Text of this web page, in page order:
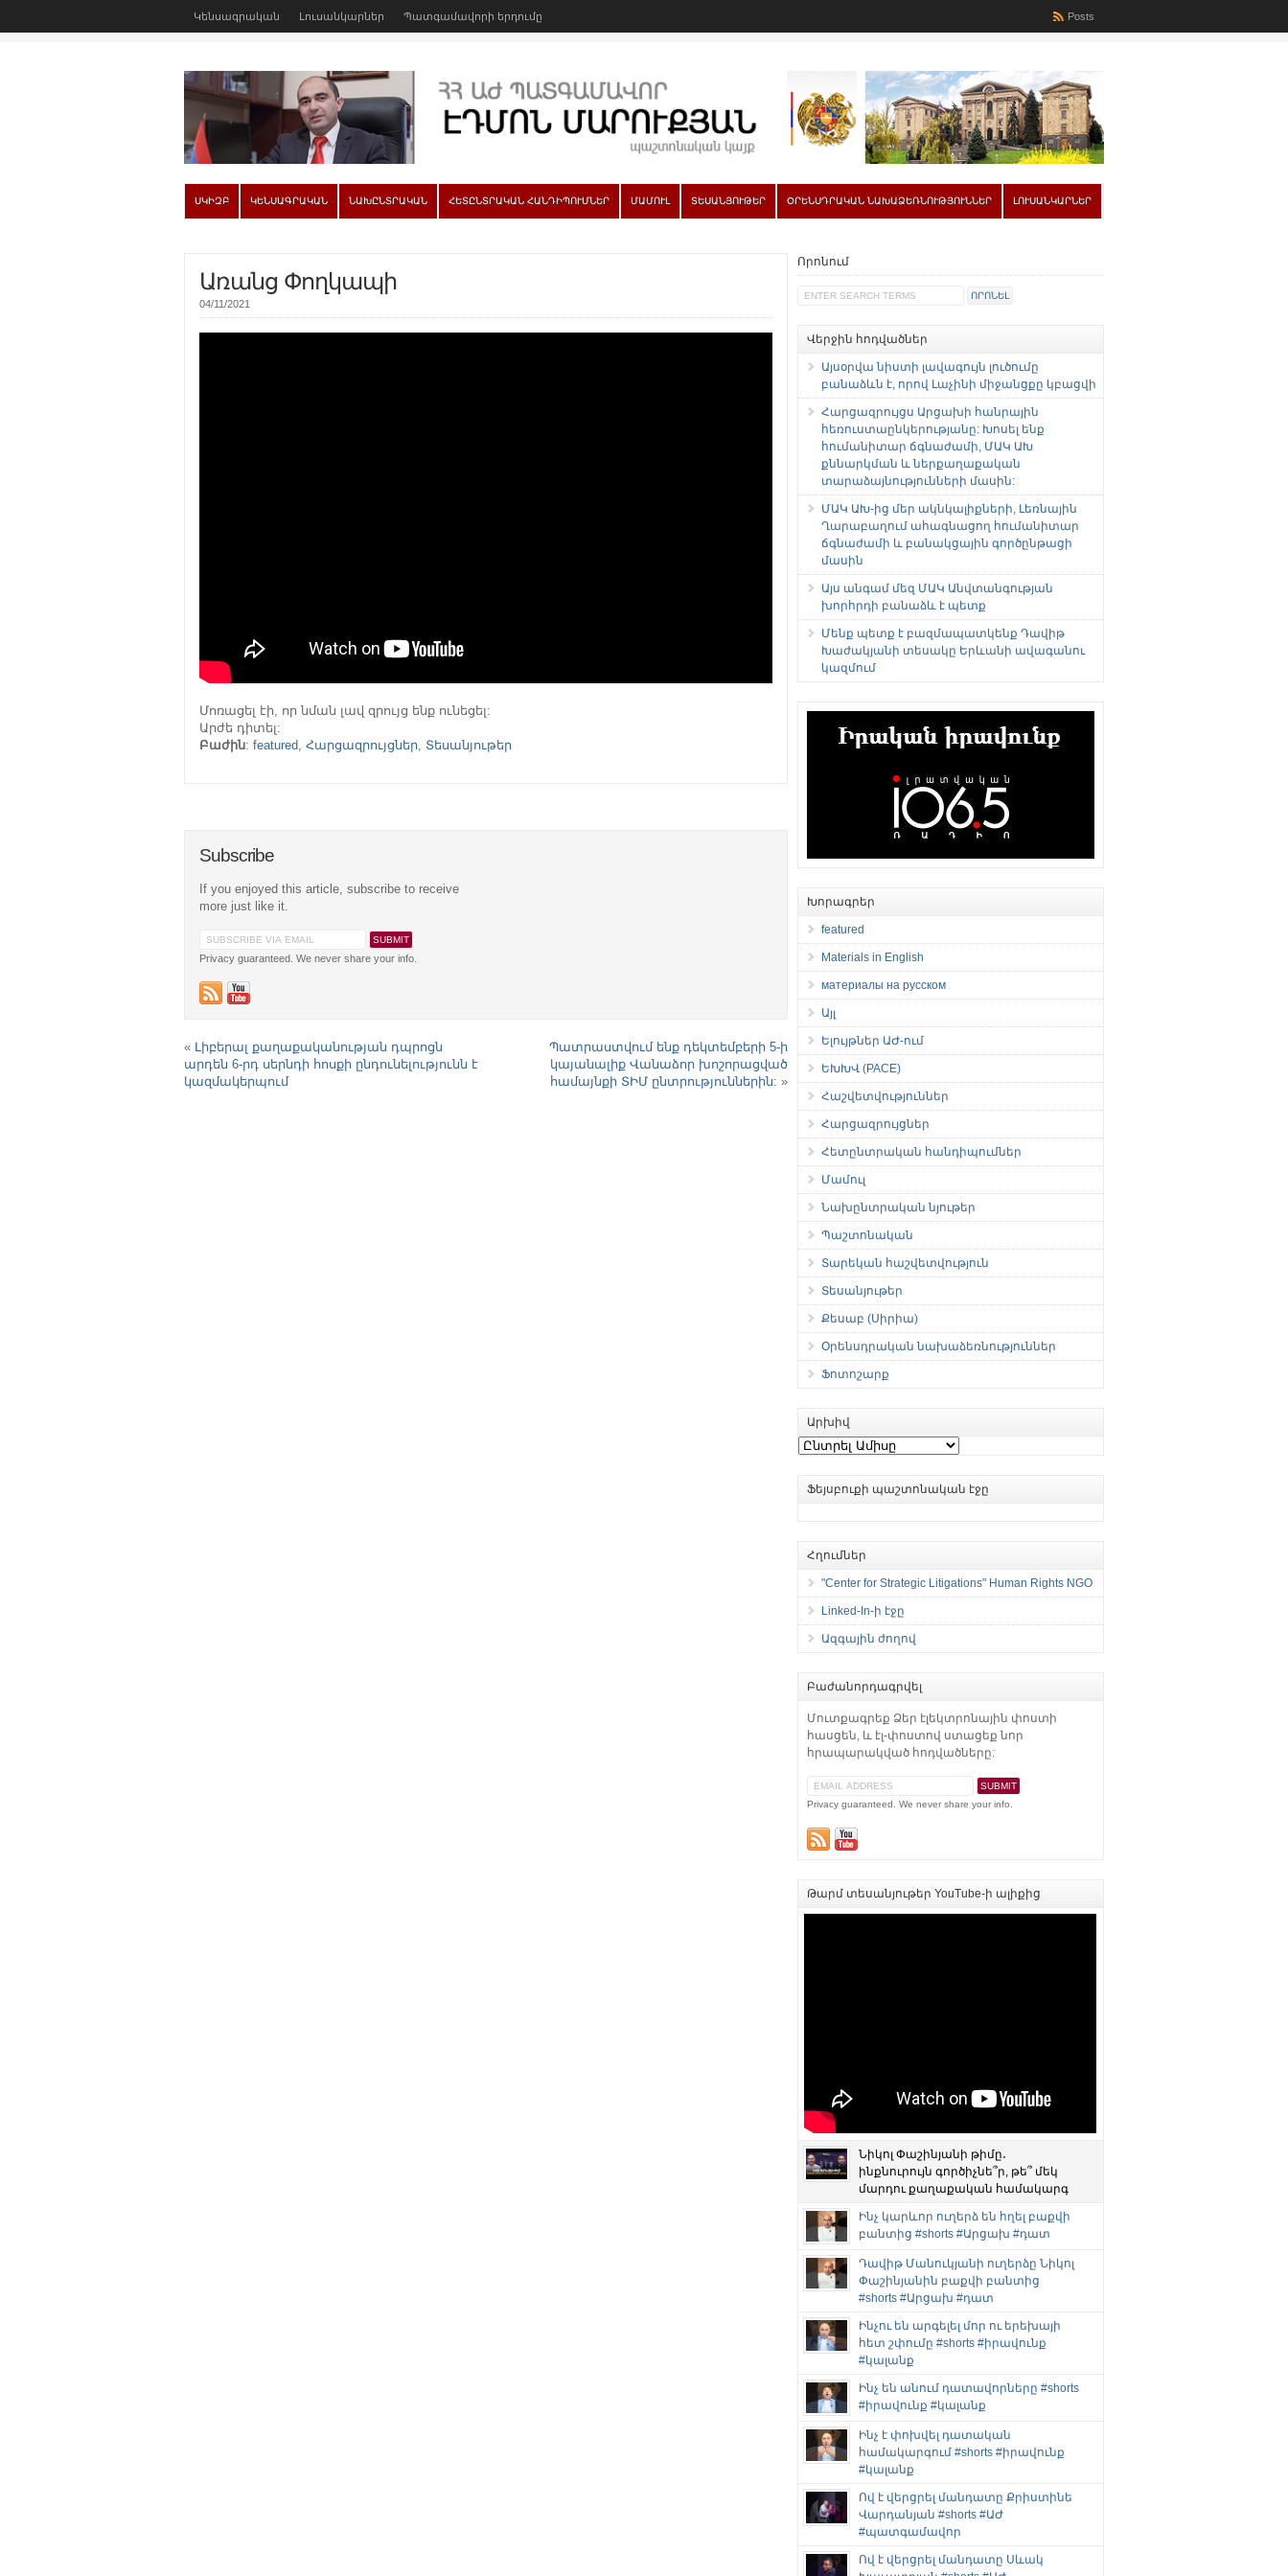
Կենսագրական Լուսանկարներ Պատգամավորի երդումը Posts
ՍԿԻԶԲ ԿԵՆՍԱԳՐԱԿԱՆ ՆԱԽԸՆՏՐԱԿԱՆ ՀԵՏԸՆՏՐԱԿԱՆ ՀԱՆԴԻՊՈՒՄՆԵՐ ՄԱՄՈՒԼ ՏԵՍԱՆՅՈՒԹԵՐ ՕՐԵՆՍԴՐԱԿԱՆ ՆԱԽԱՁԵՌՆՈՒԹՅՈՒՆՆԵՐ ԼՈՒՍԱՆԿԱՐՆԵՐ
Առանց Փողկապի
04/11/2021
Մոռացել էի, որ նման լավ զրույց ենք ունեցել:
Արժե դիտել:
Բաժին: featured, Հարցազրույցներ, Տեսանյութեր
Subscribe
If you enjoyed this article, subscribe to receive
more just like it.
Privacy guaranteed. We never share your info.
« Լիբերալ քաղաքականության դպրոցն
արդեն 6-րդ սերնդի հոսքի ընդունելությունն է
կազմակերպում
Պատրաստվում ենք դեկտեմբերի 5-ի
կայանալիք Վանաձոր խոշորացված
համայնքի ՏԻՄ ընտրություններին: »
Որոնում
Վերջին հոդվածներ
Այսօրվա նիստի լավագույն լուծումը
բանաձևն է, որով Լաչինի միջանցքը կբացվի
Հարցազրույցս Արցախի հանրային
հեռուստաընկերությանը: Խոսել ենք
հումանիտար ճգնաժամի, ՄԱԿ ԱԽ
քննարկման և ներքաղաքական
տարաձայնությունների մասին:
ՄԱԿ ԱԽ-ից մեր ակնկալիքների, Լեռնային
Ղարաբաղում ահագնացող հումանիտար
ճգնաժամի և բանակցային գործընթացի
մասին
Այս անգամ մեզ ՄԱԿ Անվտանգության
խորհրդի բանաձև է պետք
Մենք պետք է բազմապատկենք Դավիթ
Խաժակյանի տեսակը Երևանի ավագանու
կազմում
Խորագրեր
featured
Materials in English
материалы на русском
Այլ
Ելույթներ ԱԺ-ում
ԵԽԽՎ (PACE)
Հաշվետվություններ
Հարցազրույցներ
Հետընտրական հանդիպումներ
Մամուլ
Նախընտրական նյութեր
Պաշտոնական
Տարեկան հաշվետվություն
Տեսանյութեր
Քեսաբ (Սիրիա)
Օրենսդրական նախաձեռնություններ
Ֆոտոշարք
Արխիվ
Արխիվ
Ֆեյսբուքի պաշտոնական էջը
Հղումներ
"Center for Strategic Litigations" Human Rights NGO
Linked-In-ի էջը
Ազգային ժողով
Բաժանորդագրվել
Մուտքագրեք Ձեր էլեկտրոնային փոստի
հասցեն, և էլ-փոստով ստացեք նոր
հրապարակված հոդվածները:
Privacy guaranteed. We never share your info.
Թարմ տեսանյութեր YouTube-ի ալիքից
Նիկոլ Փաշինյանի թիմը․
ինքնուրույն գործիչնե՞ր, թե՞ մեկ
մարդու քաղաքական համակարգ
Ինչ կարևոր ուղերձ են հղել բաքվի
բանտից #shorts #Արցախ #դատ
Դավիթ Մանուկյանի ուղերձը Նիկոլ
Փաշինյանին բաքվի բանտից
#shorts #Արցախ #դատ
Ինչու են արգելել մոր ու երեխայի
հետ շփումը #shorts #իրավունք
#կալանք
Ինչ են անում դատավորները #shorts
#իրավունք #կալանք
Ինչ է փոխվել դատական
համակարգում #shorts #իրավունք
#կալանք
Ով է վերցրել մանդատը Քրիստինե
Վարդանյան #shorts #ԱԺ
#պատգամավոր
Ով է վերցրել մանդատը Սևակ